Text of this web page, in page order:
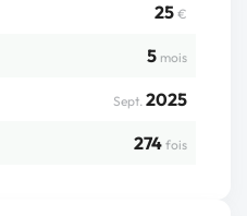
25 €
5 mois
Sept. 2025
274 fois